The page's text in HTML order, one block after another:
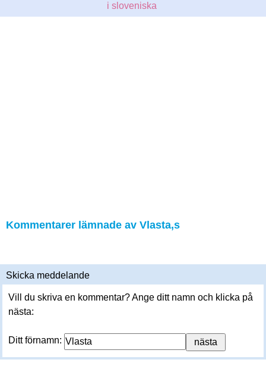
i sloveniska
Kommentarer lämnade av Vlasta,s
Skicka meddelande
Vill du skriva en kommentar? Ange ditt namn och klicka på
nästa:
Ditt förnamn: